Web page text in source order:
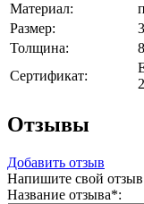
Материал:
Размер:
Толщина:
Сертификат:
Отзывы
Добавить отзыв
Напишите свой отзыв
Название отзыва*: